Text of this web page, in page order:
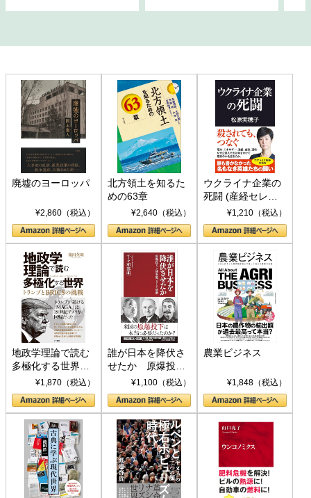
廃墟のヨーロッパ
¥2,860（税込）
北方領土を知るた
めの63章
¥2,640（税込）
ウクライナ企業の
死闘 (産経セレク
ト S 039)¥1,210（税込）
地政学理論で読む
多極化する世界：
トランプとBRICS
の挑戦
¥1,870（税込）
誰が日本を降伏さ
せたか 原爆投
下、ソ連参戦、そ
して聖断 (PHP新
書)
¥1,100（税込）
農業ビジネス
¥1,848（税込）